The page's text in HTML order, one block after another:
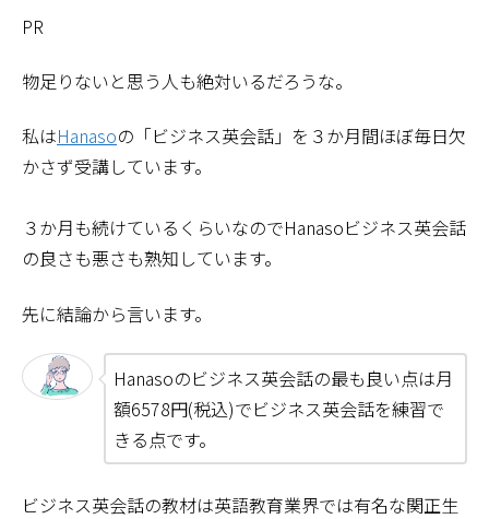
PR
物足りないと思う人も絶対いるだろうな。
私はHanasoの「ビジネス英会話」を３か月間ほぼ毎日欠
かさず受講しています。
３か月も続けているくらいなのでHanasoビジネス英会話
の良さも悪さも熟知しています。
先に結論から言います。
Hanasoのビジネス英会話の最も良い点は月
額6578円(税込)でビジネス英会話を練習で
きる点です。
ビジネス英会話の教材は英語教育業界では有名な関正生